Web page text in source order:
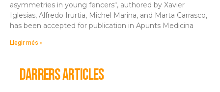
asymmetries in young fencers“, authored by Xavier
Iglesias, Alfredo Irurtia, Michel Marina, and Marta Carrasco,
has been accepted for publication in Apunts Medicina
Llegir més »
DARRERS ARTICLES